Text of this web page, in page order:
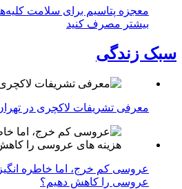
معجزه پتاسیم برای سلامت
بیشتر مصرف کنید
سبک زندگی
معرفی تشریفات لاکچری در
عروسی کم خرج، اما خاطره
عروسی را کاهش دهیم؟